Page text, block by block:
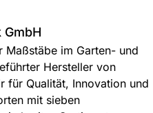
Maßstäbe im Garten- und
Hersteller von
für Qualität, Innovation und
mit sieben